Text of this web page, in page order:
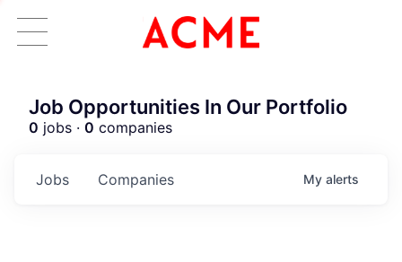
Job Opportunities In Our Portfolio
0 jobs · 0 companies
Jobs Companies My alerts